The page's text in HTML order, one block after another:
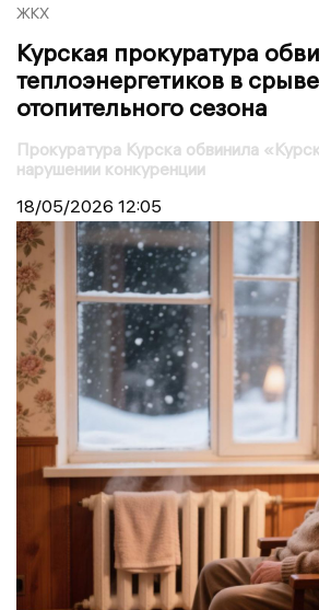
ЖКХ
Курская прокуратура
теплоэнергетиков в
отопительного сезона
Прокуратура Курска обвинила
нарушении конкуренции
18/05/2026 12:05